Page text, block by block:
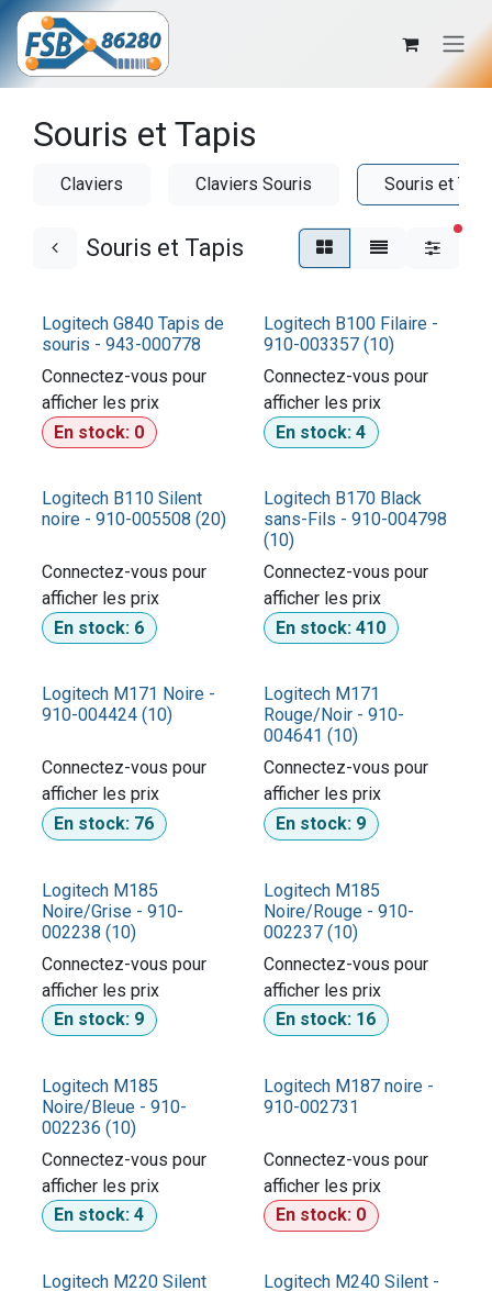
Se rendre au contenu
Souris et Tapis
Claviers Claviers Souris Souris et
Souris et Tapis
Logitech G840 Tapis de
souris - 943-000778
Connectez-vous pour
afficher les prix​
En stock: 0
Logitech B100 Filaire -
910-003357 (10)
Connectez-vous pour
afficher les prix​
En stock:4
Logitech B110 Silent
noire - 910-005508 (20)
Connectez-vous pour
afficher les prix​
En stock: 6
Logitech B170 Black
sans-Fils - 910-004798
(10)
Connectez-vous pour
afficher les prix​
En stock:410
Logitech M171 Noire -
910-004424 (10)
Connectez-vous pour
afficher les prix​
En stock: 76
Logitech M171
Rouge/Noir - 910-
004641 (10)
Connectez-vous pour
afficher les prix​
En stock: 9
Logitech M185
Noire/Grise - 910-
002238 (10)
Connectez-vous pour
afficher les prix​
En stock: 9
Logitech M185
Noire/Rouge - 910-
002237 (10)
Connectez-vous pour
afficher les prix​
En stock: 16
Logitech M185
Noire/Bleue - 910-
002236 (10)
Connectez-vous pour
afficher les prix​
En stock:4
Logitech M187 noire -
910-002731
Connectez-vous pour
afficher les prix​
En stock: 0
Logitech M220 Silent
Logitech M240 Silent -